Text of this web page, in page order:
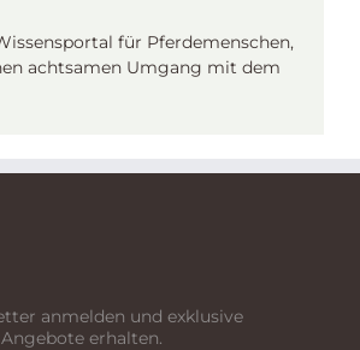
für Pferdemenschen,
achtsamen Umgang mit dem
anmelden und exklusive
erhalten.